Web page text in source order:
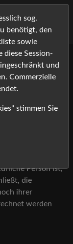
&
Person ist,
die
ihrer
werden
sog.
benötigt, den
sowie
diese Session-
und
Commerzielle
stimmen Sie